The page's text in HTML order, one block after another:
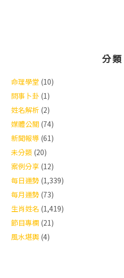
分類
命理學堂 (10)
問事卜卦 (1)
姓名解析 (2)
媒體公關 (74)
新聞報導 (61)
未分類 (20)
案例分享 (12)
每日運勢 (1,339)
每月運勢 (73)
生肖姓名 (1,419)
節目專欄 (21)
風水堪輿 (4)